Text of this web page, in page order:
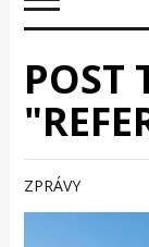
POST
ZPRÁVY